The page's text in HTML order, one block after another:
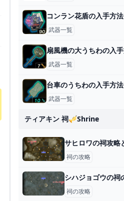
コンラン花盾の入手方
武器一覧
扇風機の大うちわの入
武器一覧
台車のうちわの入手方
武器一覧
ティアキン 祠🎺shrine
祠の攻略
祠の攻略